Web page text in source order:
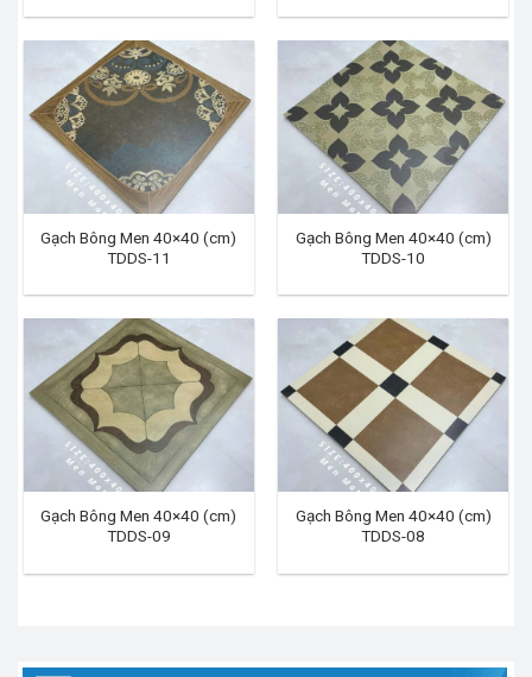
Gạch Bông Men 40×40 (cm)
TDDS-11
Gạch Bông Men 40×40 (cm)
TDDS-10
Gạch Bông Men 40×40 (cm)
TDDS-09
Gạch Bông Men 40×40 (cm)
TDDS-08